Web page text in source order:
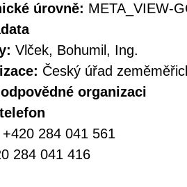
úrovně: META_VIEW-
Vlček, Bohumil, Ing.
Český úřad
organizaci
+420 284 041 561
284 041 416